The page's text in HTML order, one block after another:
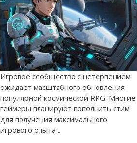
Игровое сообщество с нетерпением
ожидает масштабного обновления
популярной космической RPG. Многие
геймеры планируют пополнить стим
для получения максимального
игрового опыта ...